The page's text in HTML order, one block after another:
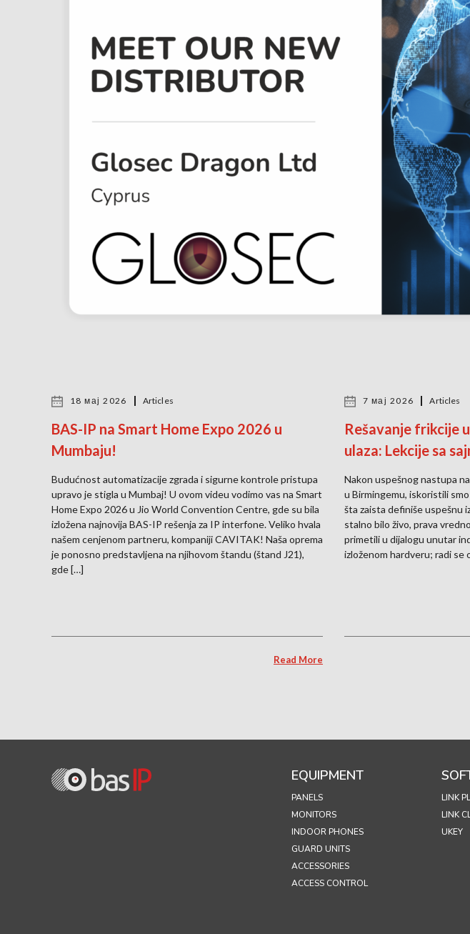
18 мај 2026 Articles
BAS-IP na Smart Home Expo 2026 u
Mumbaju!
Budućnost automatizacije zgrada i sigurne kontrole pristupa
upravo je stigla u Mumbaj! U ovom videu vodimo vas na Smart
Home Expo 2026 u Jio World Convention Centre, gde su bila
izložena najnovija BAS-IP rešenja za IP interfone. Veliko hvala
našem cenjenom partneru, kompaniji CAVITAK! Naša oprema
je ponosno predstavljena na njihovom štandu (štand J21),
gde […]
Read More
7 мај 2026 Articles
Rešavanje frikcije
ulaza: Lekcije sa
Nakon uspešnog nastupa
u Birmingemu, iskoristili
šta zaista definiše uspešnu
stalno bilo živo, prava
primetili u dijalogu unutar
izloženom hardveru; radi se
EQUIPMENT
PANELS
MONITORS
INDOOR PHONES
GUARD UNITS
ACCESSORIES
ACCESS CONTROL
LINK
LINK
UKEY